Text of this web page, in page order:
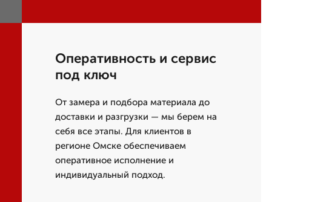
Оперативность и сервис
под ключ
От замера и подбора материала до
доставки и разгрузки — мы берем на
себя все этапы. Для клиентов в
регионе Омске обеспечиваем
оперативное исполнение и
индивидуальный подход.